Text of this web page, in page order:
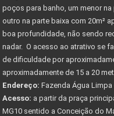
poços para banho, um menor
outro na parte baixa com 20m²
boa profundidade, não sendo
nadar. O acesso ao atrativo se
de dificuldade por
aproximadamente de 15 a 20
Endereço: Fazenda Água Limpa
Acesso: a partir da praça
MG10 sentido a Conceição do